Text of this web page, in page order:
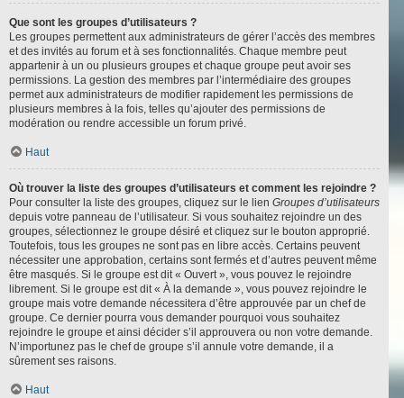
Que sont les groupes d’utilisateurs ?
Les groupes permettent aux administrateurs de gérer l’accès des membres
et des invités au forum et à ses fonctionnalités. Chaque membre peut
appartenir à un ou plusieurs groupes et chaque groupe peut avoir ses
permissions. La gestion des membres par l’intermédiaire des groupes
permet aux administrateurs de modifier rapidement les permissions de
plusieurs membres à la fois, telles qu’ajouter des permissions de
modération ou rendre accessible un forum privé.
Haut
Où trouver la liste des groupes d’utilisateurs et comment les rejoindre ?
Pour consulter la liste des groupes, cliquez sur le lien Groupes d’utilisateurs
depuis votre panneau de l’utilisateur. Si vous souhaitez rejoindre un des
groupes, sélectionnez le groupe désiré et cliquez sur le bouton approprié.
Toutefois, tous les groupes ne sont pas en libre accès. Certains peuvent
nécessiter une approbation, certains sont fermés et d’autres peuvent même
être masqués. Si le groupe est dit « Ouvert », vous pouvez le rejoindre
librement. Si le groupe est dit « À la demande », vous pouvez rejoindre le
groupe mais votre demande nécessitera d’être approuvée par un chef de
groupe. Ce dernier pourra vous demander pourquoi vous souhaitez
rejoindre le groupe et ainsi décider s’il approuvera ou non votre demande.
N’importunez pas le chef de groupe s’il annule votre demande, il a
sûrement ses raisons.
Haut